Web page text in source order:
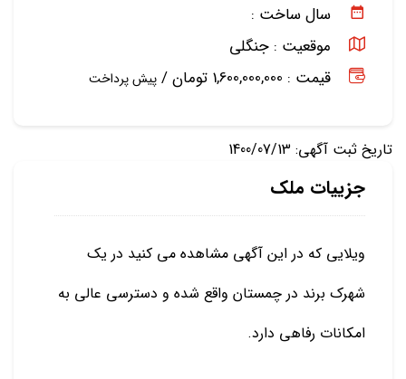
سال ساخت :
موقعیت : جنگلی
قیمت : 1,600,000,000 تومان /
پیش پرداخت
تاریخ ثبت آگهی: 1400/07/13
جزییات ملک
ویلایی که در این آگهی مشاهده می کنید در یک
شهرک برند در چمستان واقع شده و دسترسی عالی به
امکانات رفاهی دارد.